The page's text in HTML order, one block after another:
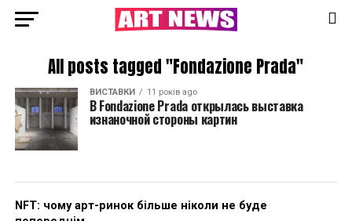
All posts tagged "Fondazione Prada"
ВИСТАВКИ 11 років ago
В Fondazione Prada открылась выставка
изнаночной стороны картин
NFT: чому арт-ринок більше ніколи не буде